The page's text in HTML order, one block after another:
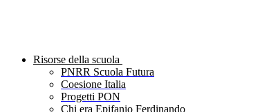
Risorse della scuola
PNRR Scuola Futura
Coesione Italia
Progetti PON
Chi era Epifanio Ferdinando